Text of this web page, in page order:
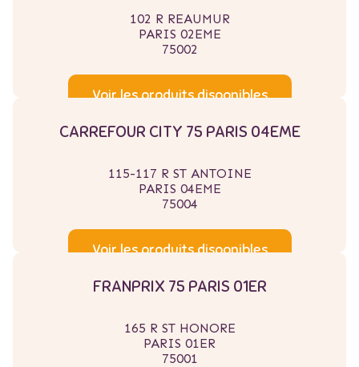
102 R REAUMUR
PARIS 02EME
75002
Voir les produits disponibles
CARREFOUR CITY 75 PARIS 04EME
115-117 R ST ANTOINE
PARIS 04EME
75004
Voir les produits disponibles
FRANPRIX 75 PARIS 01ER
165 R ST HONORE
PARIS 01ER
75001